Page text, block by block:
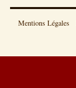
Mentions Légales